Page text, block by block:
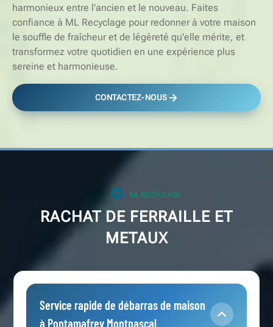
harmonieux entre l'ancien et le nouveau. Faites
confiance à ML Recyclage pour redonner à votre maison
le souffle de fraîcheur et de légèreté qu'elle mérite, et
transformez votre quotidien en une expérience plus
sereine et harmonieuse.
CONTACTEZ-NOUS
ML RECYCLAGE
RACHAT DE FERRAILLE ET
METAUX
Service rapide de débarras de maison
à Pontamafrey Montpascal